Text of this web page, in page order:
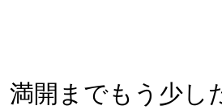
満開までもう少し